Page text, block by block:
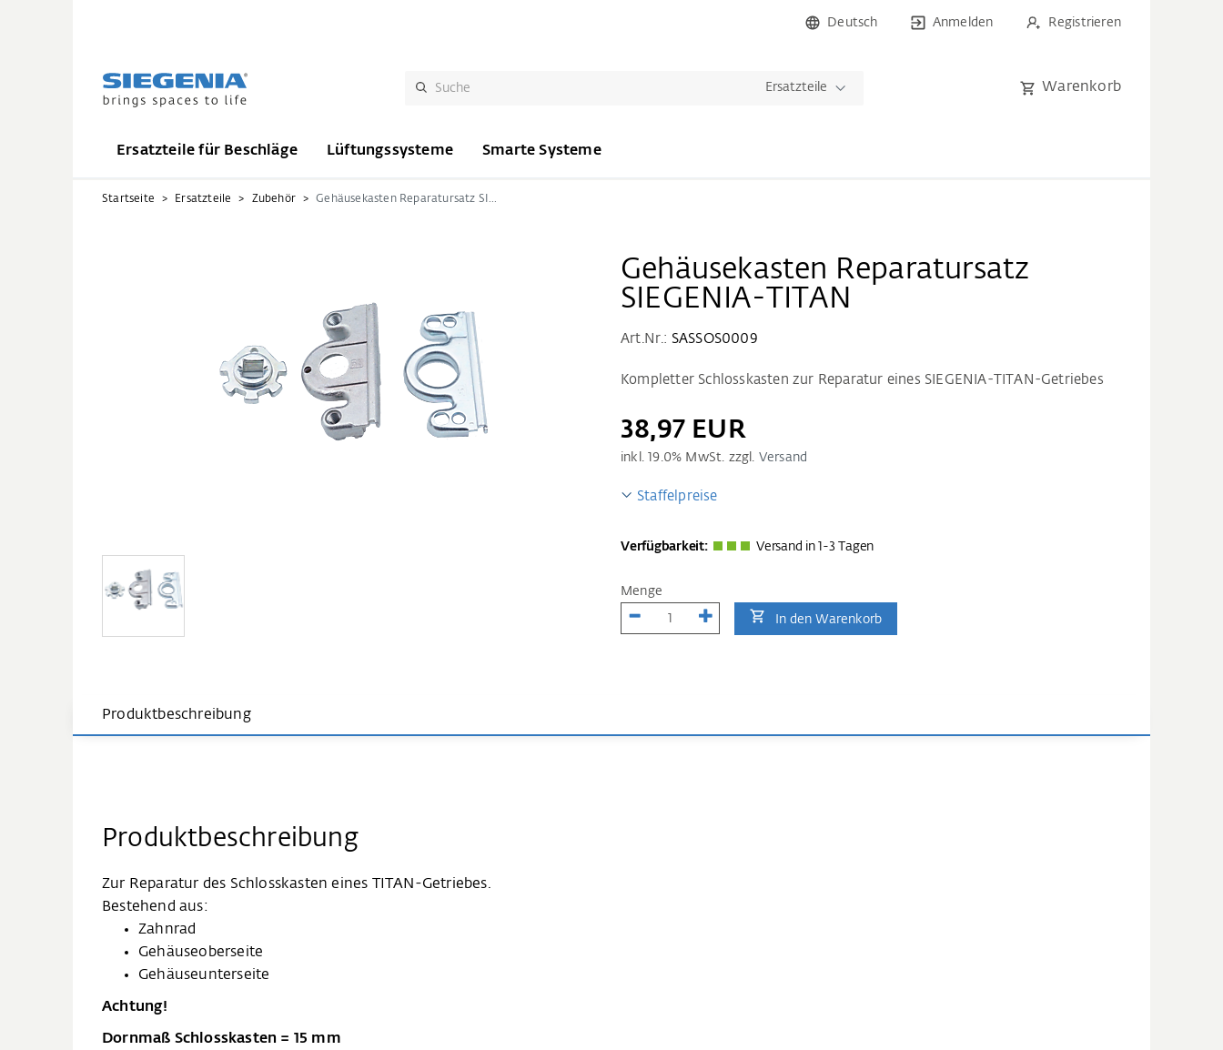
Deutsch Anmelden Registrieren
Ersatzteile Warenkorb
Ersatzteile für Beschläge Lüftungssysteme Smarte Systeme
Startseite Ersatzteile Zubehör Gehäusekasten Reparatursatz SIEGENIA-TITAN
Gehäusekasten Reparatursatz
SIEGENIA-TITAN
Art.Nr.: SASSOS0009
Kompletter Schlosskasten zur Reparatur eines SIEGENIA-TITAN-Getriebes
38,97 EUR
inkl. 19.0% MwSt. zzgl. Versand
Staffelpreise
Verfügbarkeit: Versand in 1-3 Tagen
Menge
In den Warenkorb
Produktbeschreibung
Produktbeschreibung
Zur Reparatur des Schlosskasten eines TITAN-Getriebes.
Bestehend aus:
Zahnrad
Gehäuseoberseite
Gehäuseunterseite
Achtung!
Dornmaß Schlosskasten = 15 mm